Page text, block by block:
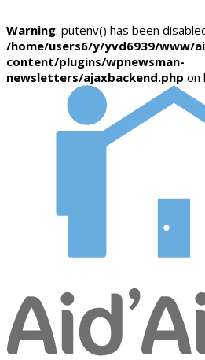
Warning: putenv() has been
/home/users6/y/yvd6939/www/
content/plugins/wpnewsman-
newsletters/ajaxbackend.php on